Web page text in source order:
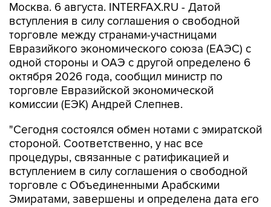
Москва. 6 августа. INTERFAX.RU - Датой
вступления в силу соглашения о свободной
торговле между странами-участницами
Евразийкого экономического союза (ЕАЭС) с
одной стороны и ОАЭ с другой определено 6
октября 2026 года, сообщил министр по
торговле Евразийской экономической
комиссии (ЕЭК) Андрей Слепнев.
"Сегодня состоялся обмен нотами с эмиратской
стороной. Соответственно, у нас все
процедуры, связанные с ратификацией и
вступлением в силу соглашения о свободной
торговле с Объединенными Арабскими
Эмиратами, завершены и определена дата его